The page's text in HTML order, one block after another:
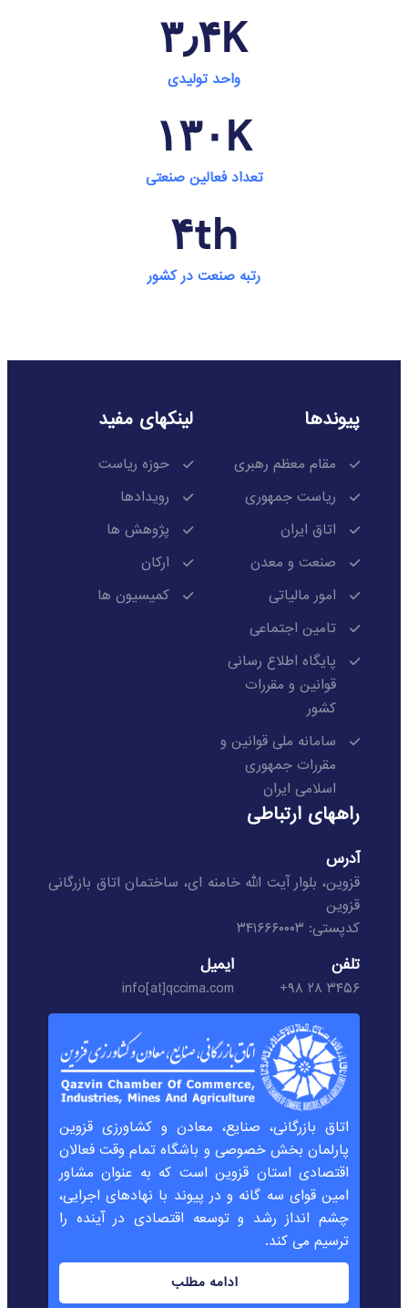
۳٫۴K
واحد تولیدی
۱۳۰K
تعداد فعالین صنعتی
۴th
رتبه صنعت در کشور
پیوندها
مقام معظم رهبری
ریاست جمهوری
اتاق ایران
صنعت و معدن
امور مالیاتی
تامین اجتماعی
پایگاه اطلاع رسانی
قوانین و مقررات
کشور
سامانه ملی قوانین و
مقررات جمهوری
اسلامی ایران
لینکهای مفید
حوزه ریاست
رویدادها
پژوهش ها
ارکان
کمیسیون ها
راههای ارتباطی
آدرس
قزوین، بلوار آیت الله خامنه ای، ساختمان اتاق بازرگانی
قزوین
کدپستی: ۳۴۱۶۶۶۰۰۰۳
تلفن
۳۴۵۶ ۲۸ ۹۸+
ایمیل
info[at]qccima.com
اتاق بازرگانی، صنایع، معادن و کشاورزی قزوین
پارلمان بخش خصوصی و باشگاه تمام وقت فعالان
اقتصادی استان قزوین است که به عنوان مشاور
امین قوای سه گانه و در پیوند با نهادهای اجرایی،
چشم انداز رشد و توسعه اقتصادی در آینده را
ترسیم می کند.
ادامه مطلب